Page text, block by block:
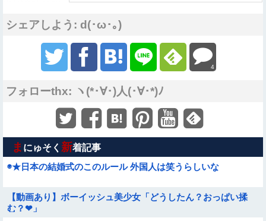
シェアしよう: d(･ω･｡)
4
フォローthx: ヽ(*･∀･)人(･∀･*)ﾉ
ま にゅそく 新着記事
◉★日本の結婚式のこのルール 外国人は笑うらしいな
【動画あり】ボーイッシュ美少女「どうしたん？おっぱい揉
む？❤」